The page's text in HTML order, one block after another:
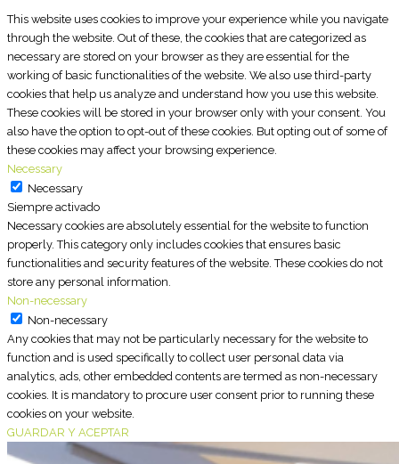
This website uses cookies to improve your experience while you navigate
through the website. Out of these, the cookies that are categorized as
necessary are stored on your browser as they are essential for the
working of basic functionalities of the website. We also use third-party
cookies that help us analyze and understand how you use this website.
These cookies will be stored in your browser only with your consent. You
also have the option to opt-out of these cookies. But opting out of some of
these cookies may affect your browsing experience.
Necessary
Necessary
Siempre activado
Necessary cookies are absolutely essential for the website to function
properly. This category only includes cookies that ensures basic
functionalities and security features of the website. These cookies do not
store any personal information.
Non-necessary
Non-necessary
Any cookies that may not be particularly necessary for the website to
function and is used specifically to collect user personal data via
analytics, ads, other embedded contents are termed as non-necessary
cookies. It is mandatory to procure user consent prior to running these
cookies on your website.
GUARDAR Y ACEPTAR